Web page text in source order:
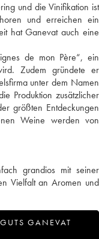
und die Vinifikation ist
und erreichen ein
hat Ganevat auch eine
de mon Père“, ein
Zudem gründete er
unter dem Namen
Produktion zusätzlicher
größten Entdeckungen
Weine werden von
grandios mit seiner
Vielfalt an Aromen und
GANEVAT